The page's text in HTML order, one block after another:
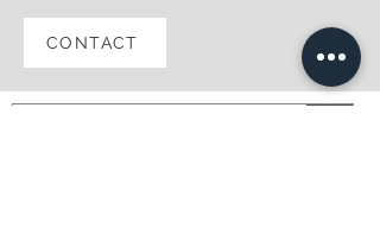
CONTACT